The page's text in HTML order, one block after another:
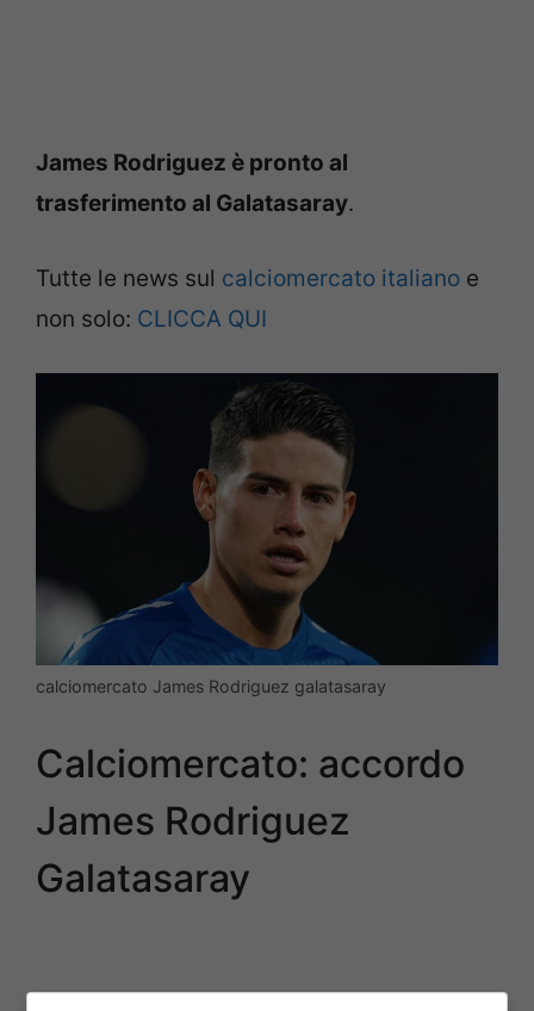
James Rodriguez è pronto al
trasferimento al Galatasaray.
Tutte le news sul calciomercato italiano e
non solo: CLICCA QUI
calciomercato James Rodriguez galatasaray
Calciomercato: accordo
James Rodriguez
Galatasaray